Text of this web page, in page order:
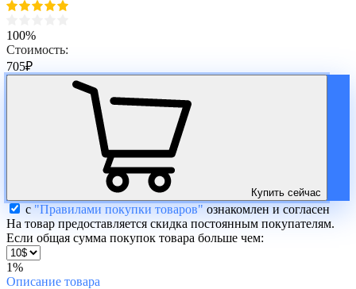
100%
Стоимость:
705₽
Купить сейчас
с "Правилами покупки товаров" ознакомлен и согласен
На товар предоставляется скидка постоянным покупателям.
Если общая сумма покупок товара больше чем:
1%
Описание товара